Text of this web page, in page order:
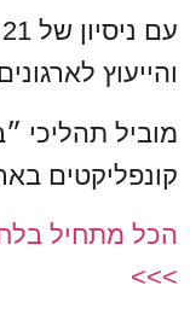
והייעוץ
מוביל תהליכי
קונפליקטים
הכל מתחיל
>>>